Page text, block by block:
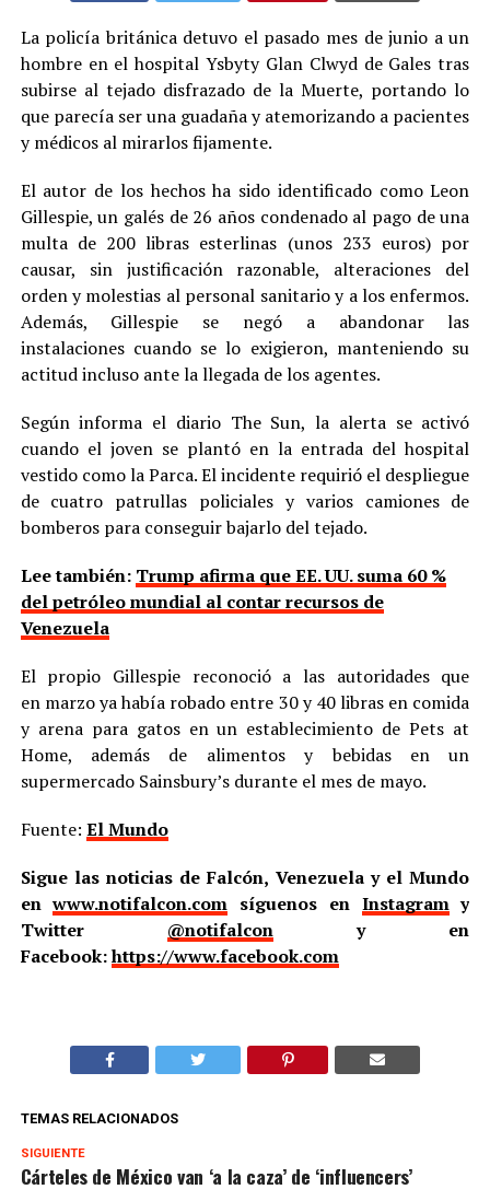
La policía británica detuvo el pasado mes de junio a un
hombre en el hospital Ysbyty Glan Clwyd de Gales tras
subirse al tejado disfrazado de la Muerte, portando lo
que parecía ser una guadaña y atemorizando a pacientes
y médicos al mirarlos fijamente.
El autor de los hechos ha sido identificado como Leon
Gillespie, un galés de 26 años condenado al pago de una
multa de 200 libras esterlinas (unos 233 euros) por
causar, sin justificación razonable, alteraciones del
orden y molestias al personal sanitario y a los enfermos.
Además, Gillespie se negó a abandonar las
instalaciones cuando se lo exigieron, manteniendo su
actitud incluso ante la llegada de los agentes.
Según informa el diario The Sun, la alerta se activó
cuando el joven se plantó en la entrada del hospital
vestido como la Parca. El incidente requirió el despliegue
de cuatro patrullas policiales y varios camiones de
bomberos para conseguir bajarlo del tejado.
Lee también: Trump afirma que EE. UU. suma 60 %
del petróleo mundial al contar recursos de
Venezuela
El propio Gillespie reconoció a las autoridades que
en marzo ya había robado entre 30 y 40 libras en comida
y arena para gatos en un establecimiento de Pets at
Home, además de alimentos y bebidas en un
supermercado Sainsbury’s durante el mes de mayo.
Fuente: El Mundo
Sigue las noticias de Falcón, Venezuela y el Mundo
enwww.notifalcon.com síguenos en Instagramy
Twitter @notifalcony en
Facebook:https://www.facebook.com
TEMAS RELACIONADOS
SIGUIENTE
Cárteles de México van ‘a la caza’ de ‘influencers’